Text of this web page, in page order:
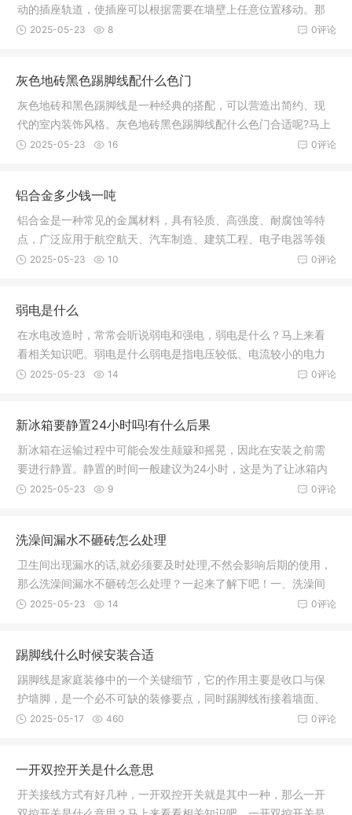
动的插座轨道，使插座可以根据需要在墙壁上任意位置移动。那
么轨道插
0评论
2025-05-23 8
灰色地砖黑色踢脚线配什么色门
灰色地砖和黑色踢脚线是一种经典的搭配，可以营造出简约、现
代的室内装饰风格。灰色地砖黑色踢脚线配什么色门合适呢?马上
来看看
0评论
2025-05-23 16
铝合金多少钱一吨
铝合金是一种常见的金属材料，具有轻质、高强度、耐腐蚀等特
点，广泛应用于航空航天、汽车制造、建筑工程、电子电器等领
域。那么
0评论
2025-05-23 10
弱电是什么
在水电改造时，常常会听说弱电和强电，弱电是什么？马上来看
看相关知识吧。弱电是什么弱电是指电压较低、电流较小的电力
系统，通
0评论
2025-05-23 14
新冰箱要静置24小时吗!有什么后果
新冰箱在运输过程中可能会发生颠簸和摇晃，因此在安装之前需
要进行静置。静置的时间一般建议为24小时，这是为了让冰箱内
的冷媒沉
0评论
2025-05-23 9
洗澡间漏水不砸砖怎么处理
卫生间出现漏水的话,就必须要及时处理,不然会影响后期的使用，
那么洗澡间漏水不砸砖怎么处理？一起来了解下吧！一、洗澡间
漏水不
0评论
2025-05-23 14
踢脚线什么时候安装合适
踢脚线是家庭装修中的一个关键细节，它的作用主要是收口与保
护墙脚，是一个必不可缺的装修要点，同时踢脚线衔接着墙面、
地面与门
0评论
2025-05-17 460
一开双控开关是什么意思
开关接线方式有好几种，一开双控开关就是其中一种，那么一开